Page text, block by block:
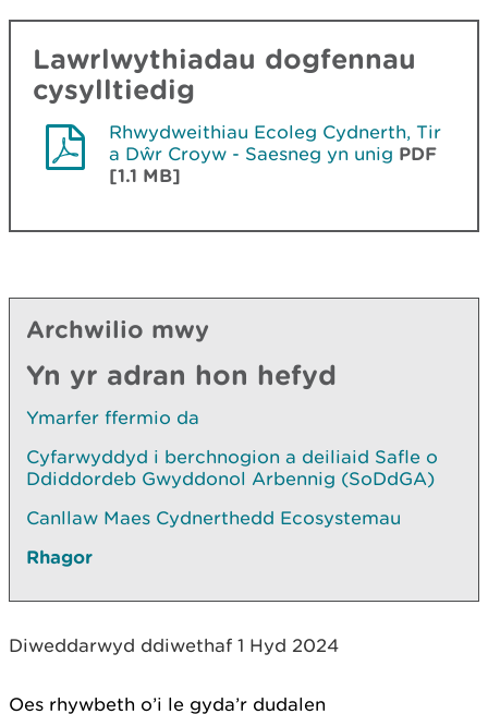
Lawrlwythiadau dogfennau
cysylltiedig
Rhwydweithiau Ecoleg Cydnerth, Tir
a Dŵr Croyw - Saesneg yn unig PDF
[1.1 MB]
Archwilio mwy
Yn yr adran hon hefyd
Ymarfer ffermio da
Cyfarwyddyd i berchnogion a deiliaid Safle o
Ddiddordeb Gwyddonol Arbennig (SoDdGA)
Canllaw Maes Cydnerthedd Ecosystemau
Rhagor
Diweddarwyd ddiwethaf 1 Hyd 2024
Oes rhywbeth o’i le gyda’r dudalen